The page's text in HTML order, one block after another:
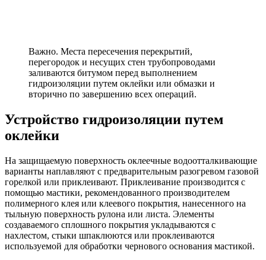
Важно. Места пересечения перекрытий,
перегородок и несущих стен трубопроводами
заливаются битумом перед выполнением
гидроизоляции путем оклейки или обмазки и
вторично по завершению всех операций.
Устройство гидроизоляции путем
оклейки
На защищаемую поверхность оклеечные водоотталкивающие
варианты наплавляют с предварительным разогревом газовой
горелкой или приклеивают. Приклеивание производится с
помощью мастики, рекомендованного производителем
полимерного клея или клеевого покрытия, нанесенного на
тыльную поверхность рулона или листа. Элементы
создаваемого сплошного покрытия укладываются с
нахлестом, стыки шпаклюются или проклеиваются
используемой для обработки чернового основания мастикой.